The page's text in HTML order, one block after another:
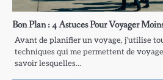
Bon Plan : 4 Astuces Pour Voyager
Avant de planifier un voyage, j’utilise
techniques qui me permettent de
savoir lesquelles…